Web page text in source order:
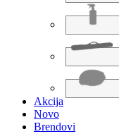
Akcija
Novo
Brendovi